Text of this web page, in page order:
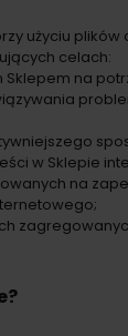
użyciu plików
celach:
na
w Sklepie
na